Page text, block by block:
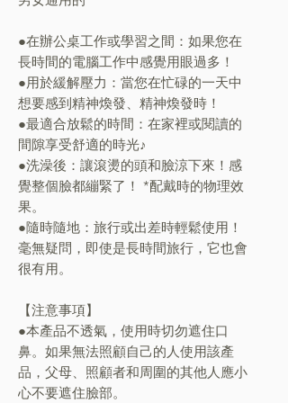
●在辦公桌工作或學習之間：如果您在
長時間的電腦工作中感覺用眼過多！
●用於緩解壓力：當您在忙碌的一天中
想要感到精神煥發、精神煥發時！
●最適合放鬆的時間：在家裡或閱讀的
間隙享受舒適的時光♪
●洗澡後：讓滾燙的頭和臉涼下來！感
覺整個臉都繃緊了！ *配戴時的物理效
果。
●隨時隨地：旅行或出差時輕鬆使用！
毫無疑問，即使是長時間旅行，它也會
很有用。
【注意事項】
●本產品不透氣，使用時切勿遮住口
鼻。如果無法照顧自己的人使用該產
品，父母、照顧者和周圍的其他人應小
心不要遮住臉部。